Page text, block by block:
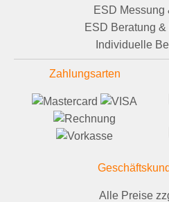
ESD Messung
ESD Beratung
Individuelle
Zahlungsarten
Alle Preise